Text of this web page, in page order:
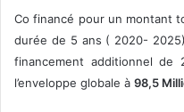
Co financé pour un montant
durée de 5 ans ( 2020-
financement additionnel de
l’enveloppe globale à 98,5